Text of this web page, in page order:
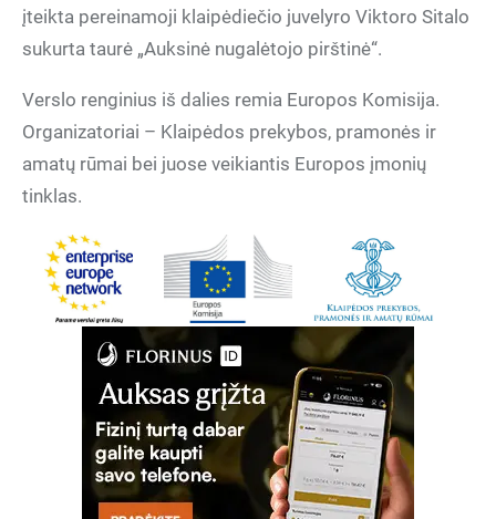
įteikta pereinamoji klaipėdiečio juvelyro Viktoro Sitalo
sukurta taurė „Auksinė nugalėtojo pirštinė“.
Verslo renginius iš dalies remia Europos Komisija.
Organizatoriai – Klaipėdos prekybos, pramonės ir
amatų rūmai bei juose veikiantis Europos įmonių
tinklas.